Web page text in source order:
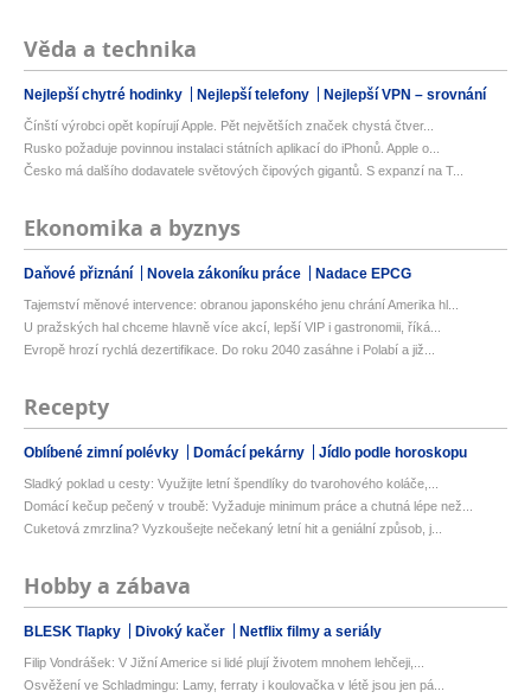
Věda a technika
Nejlepší chytré hodinky Nejlepší telefony Nejlepší VPN – srovnání
Čínští výrobci opět kopírují Apple. Pět největších značek chystá čtver...
Rusko požaduje povinnou instalaci státních aplikací do iPhonů. Apple o...
Česko má dalšího dodavatele světových čipových gigantů. S expanzí na T...
Ekonomika a byznys
Daňové přiznání Novela zákoníku práce Nadace EPCG
Tajemství měnové intervence: obranou japonského jenu chrání Amerika hl...
U pražských hal chceme hlavně více akcí, lepší VIP i gastronomii, říká...
Evropě hrozí rychlá dezertifikace. Do roku 2040 zasáhne i Polabí a již...
Recepty
Oblíbené zimní polévky Domácí pekárny Jídlo podle horoskopu
Sladký poklad u cesty: Využijte letní špendlíky do tvarohového koláče,...
Domácí kečup pečený v troubě: Vyžaduje minimum práce a chutná lépe než...
Cuketová zmrzlina? Vyzkoušejte nečekaný letní hit a geniální způsob, j...
Hobby a zábava
BLESK Tlapky Divoký kačer Netflix filmy a seriály
Filip Vondrášek: V Jižní Americe si lidé plují životem mnohem lehčeji,...
Osvěžení ve Schladmingu: Lamy, ferraty i koulovačka v létě jsou jen pá...